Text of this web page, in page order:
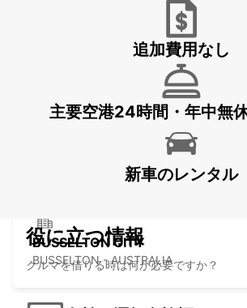
BUNBURY CITY
BUSSELTON CITY
BUSSELTON - AUSTRALIA
追加費用なし
主要空港24時間・年中無
新車のレンタル
役に立つ情報
クルマを借りる時は何が必要ですか？